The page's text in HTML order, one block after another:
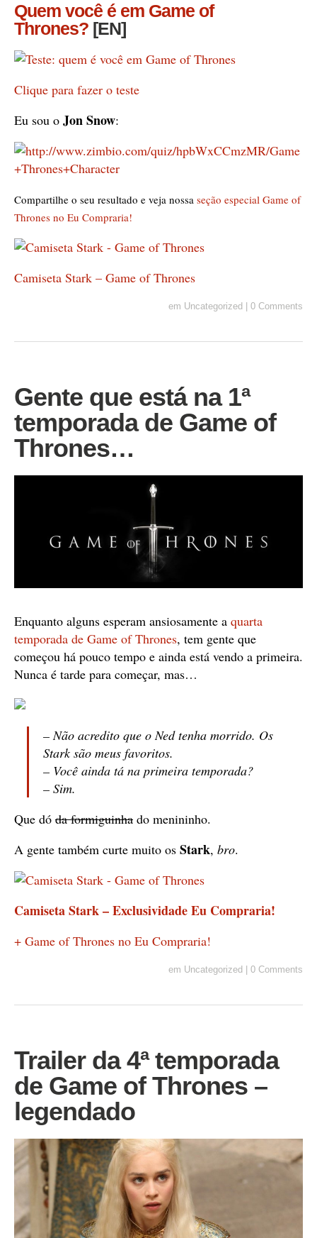
Quem você é em Game of
Thrones? [EN]
Clique para fazer o teste
Eu sou o Jon Snow:
Compartilhe o seu resultado e veja nossa seção especial Game of
Thrones no Eu Compraria!
Camiseta Stark – Game of Thrones
em Uncategorized 0 Comments
Gente que está na 1ª
temporada de Game of
Thrones…
Enquanto alguns esperam ansiosamente a quarta
temporada de Game of Thrones, tem gente que
começou há pouco tempo e ainda está vendo a primeira.
Nunca é tarde para começar, mas…
– Não acredito que o Ned tenha morrido. Os
Stark são meus favoritos.
– Você ainda tá na primeira temporada?
– Sim.
Que dó da formiguinha do menininho.
A gente também curte muito os Stark, bro.
Camiseta Stark – Exclusividade Eu Compraria!
+ Game of Thrones no Eu Compraria!
em Uncategorized 0 Comments
Trailer da 4ª temporada
de Game of Thrones –
legendado